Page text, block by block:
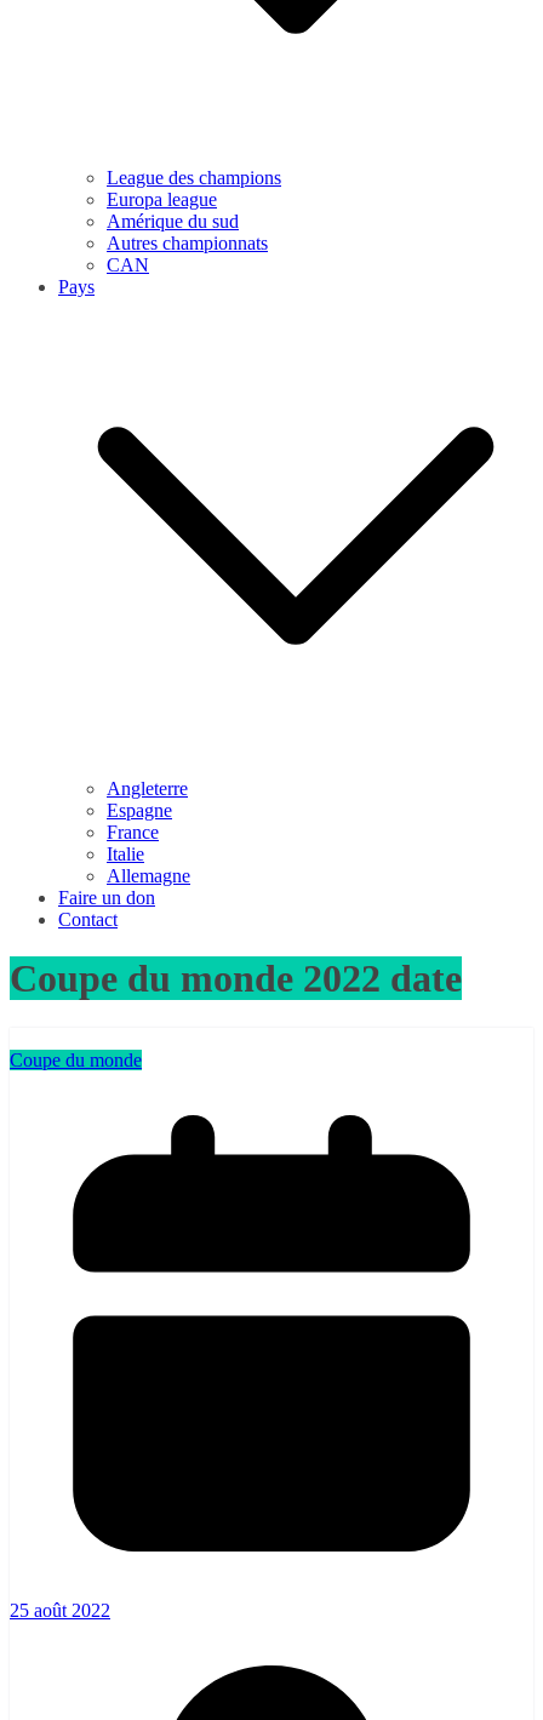
League des champions
Europa league
Amérique du sud
Autres championnats
CAN
Pays
Angleterre
Espagne
France
Italie
Allemagne
Faire un don
Contact
Coupe du monde 2022 date
Coupe du monde
25 août 2022